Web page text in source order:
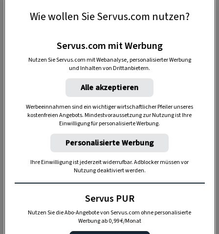
1. Atmen und schnuppern
Beinen fest auf dem Boden. Ziehen Sie die
Schulternleichtnach hinten. DieBrust
, denKopfleichtanheben
überspannen, nicht unterspannen! Nehmen
Sie sich genug Raum und atmen Sie ein und
aus.
Einatmendurch dieNase, ausatmen durch
Mund
. Das machen Sie in Ihrem
gewohnten Tempo. Wenn Sie davon genug
haben, schnuppern Sie, riechen Sie, staunen
Ausatmen! Sie werden merken, dass Sie bald
entspannter sind, vielleicht auch präsenter.
Wie wollen Sie Servus.com nutzen?
Servus.com mit Werbung
Nutzen Sie Servus.com mit Webanalyse, personalisierter Werbung
und Inhalten von Drittanbietern.
Alle akzeptieren
Werbeeinnahmen sind ein wichtiger wirtschaftlicher Pfeiler unseres
kostenfreien Angebots. Mindestvoraussetzung zur Nutzung ist Ihre
Einwilligung für personalisierte Werbung.
Personalisierte Werbung
Ihre Einwilligung ist jederzeit widerrufbar. Adblocker müssen vor
Nutzung deaktiviert werden.
Servus PUR
Nutzen Sie die Abo-Angebote von Servus.com ohne personalisierte
Werbung ab 0,99 €/Monat